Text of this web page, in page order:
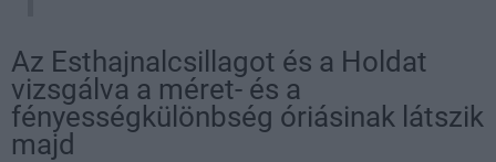
Az Esthajnalcsillagot és a Holdat
vizsgálva a méret- és a
fényességkülönbség óriásinak látszik
majd